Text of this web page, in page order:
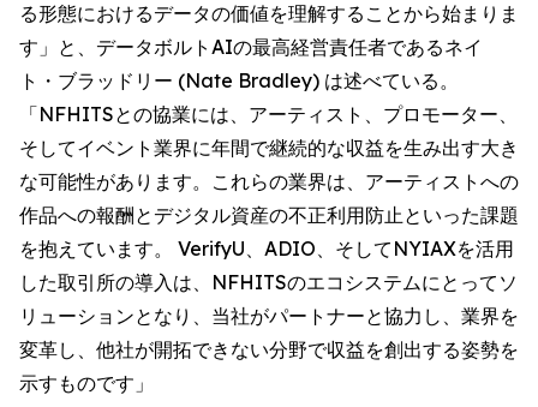
る形態におけるデータの価値を理解することから始まりま
す」と、データボルトAIの最高経営責任者であるネイ
ト・ブラッドリー (Nate Bradley) は述べている。
「NFHITSとの協業には、アーティスト、プロモーター、
そしてイベント業界に年間で継続的な収益を生み出す大き
な可能性があります。これらの業界は、アーティストへの
作品への報酬とデジタル資産の不正利用防止といった課題
を抱えています。 VerifyU、ADIO、そしてNYIAXを活用
した取引所の導入は、NFHITSのエコシステムにとってソ
リューションとなり、当社がパートナーと協力し、業界を
変革し、他社が開拓できない分野で収益を創出する姿勢を
示すものです」